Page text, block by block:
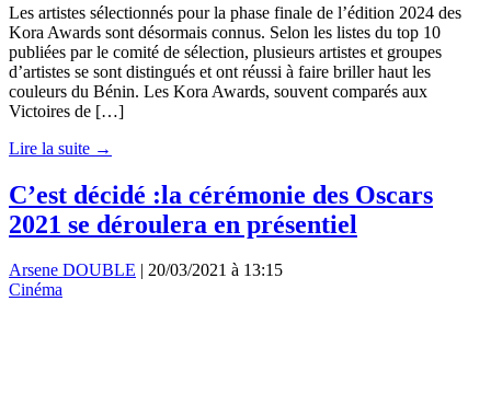
Les artistes sélectionnés pour la phase finale de l’édition 2024 des
Kora Awards sont désormais connus. Selon les listes du top 10
publiées par le comité de sélection, plusieurs artistes et groupes
d’artistes se sont distingués et ont réussi à faire briller haut les
couleurs du Bénin. Les Kora Awards, souvent comparés aux
Victoires de […]
Lire la suite →
C’est décidé :la cérémonie des Oscars
2021 se déroulera en présentiel
Arsene DOUBLE | 20/03/2021 à 13:15
Cinéma